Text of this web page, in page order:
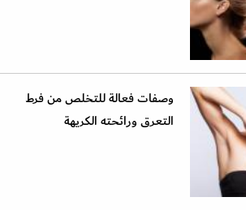
وصفات فعالة للتخلص من فرط
التعرق ورائحته الكريهة